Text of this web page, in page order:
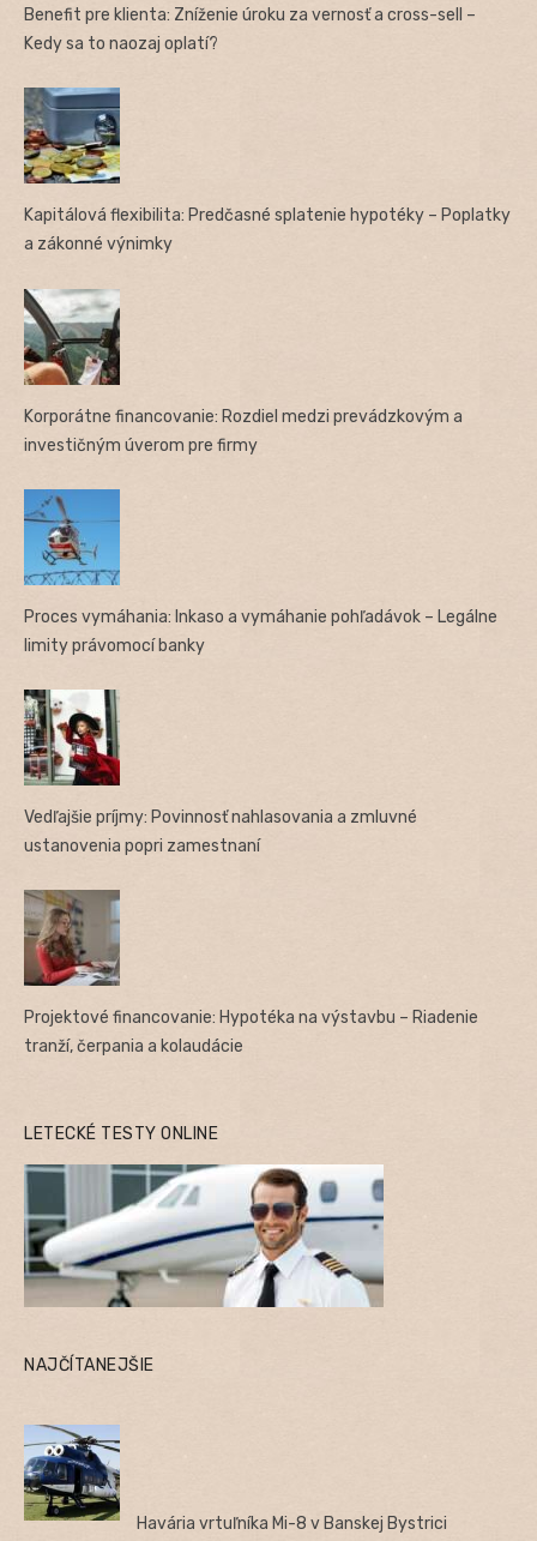
Benefit pre klienta: Zníženie úroku za vernosť a cross-sell –
Kedy sa to naozaj oplatí?
Kapitálová flexibilita: Predčasné splatenie hypotéky – Poplatky
a zákonné výnimky
Korporátne financovanie: Rozdiel medzi prevádzkovým a
investičným úverom pre firmy
Proces vymáhania: Inkaso a vymáhanie pohľadávok – Legálne
limity právomocí banky
Vedľajšie príjmy: Povinnosť nahlasovania a zmluvné
ustanovenia popri zamestnaní
Projektové financovanie: Hypotéka na výstavbu – Riadenie
tranží, čerpania a kolaudácie
LETECKÉ TESTY ONLINE
NAJČÍTANEJŠIE
Havária vrtuľníka Mi-8 v Banskej Bystrici